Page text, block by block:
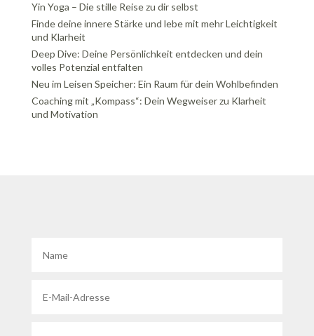
Yin Yoga – Die stille Reise zu dir selbst
Finde deine innere Stärke und lebe mit mehr Leichtigkeit
und Klarheit
Deep Dive: Deine Persönlichkeit entdecken und dein
volles Potenzial entfalten
Neu im Leisen Speicher: Ein Raum für dein Wohlbefinden
Coaching mit „Kompass“: Dein Wegweiser zu Klarheit
und Motivation